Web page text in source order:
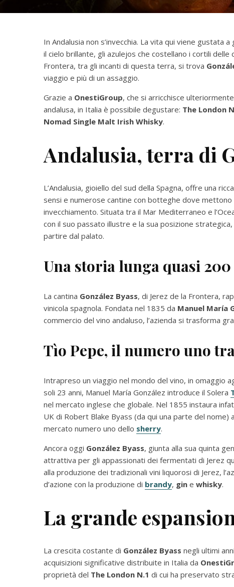
In Andalusia non s’invecchia. La vita qui viene
il cielo brillante, gli azulejos che costellano i cortili
Frontera, tra gli incanti di questa terra, si trova
viaggio e più di un assaggio.
Grazie a OnestiGroup, che si arricchisce
andalusa, in Italia è possibile degustare: The London
Nomad Single Malt Irish Whisky.
Andalusia, terra di
L’Andalusia, gioiello del sud della Spagna, offre una
sensi e numerose cantine con botteghe dove
invecchiamento. Situata tra il Mar Mediterraneo e
con il suo passato illustre e la sua posizione
partire dal palato.
Una storia lunga quasi
La cantina González Byass, di Jerez de la Frontera,
vinicola spagnola. Fondata nel 1835 da Manuel María
commercio del vino andaluso, l’azienda si trasforma
Tìo Pepe, il numero uno
Intrapreso un viaggio nel mondo del vino, in omaggio
soli 23 anni, Manuel María González introduce il Solera
nel mercato inglese che globale. Nel 1855 instaura
UK di Robert Blake Byass (da qui una parte del
mercato numero uno dello sherry.
Ancora oggi González Byass, giunta alla sua quinta
attrattiva per gli appassionati dei fermentati di Jerez
alla produzione dei tradizionali vini liquorosi di Jerez,
d’azione con la produzione di brandy, gin e whisky.
La grande
La crescita costante di González Byass negli ultimi
acquisizioni significative distribuite in Italia da
proprietà del The London N.1 di cui ha preservato